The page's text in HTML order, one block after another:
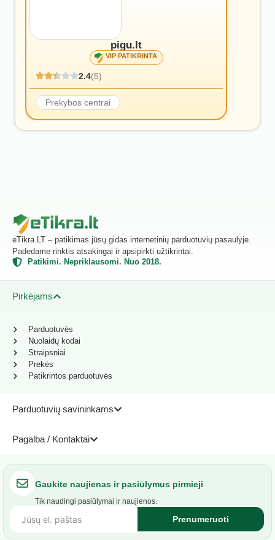
pigu.lt
VIP PATIKRINTA
2.4(5)
Prekybos centrai
eTikra.LT – patikimas jūsų gidas internetinių parduotuvių pasaulyje.
Padedame rinktis atsakingai ir apsipirkti užtikrintai.
Patikimi. Nepriklausomi. Nuo 2018.
Pirkėjams
Parduotuvių savininkams
Pagalba / Kontaktai
Parduotuvės
Nuolaidų kodai
Straipsniai
Prekės
Patikrintos parduotuvės
Gaukite naujienas ir pasiūlymus pirmieji
Tik naudingi pasiūlymai ir naujienos.
Prenumeruoti